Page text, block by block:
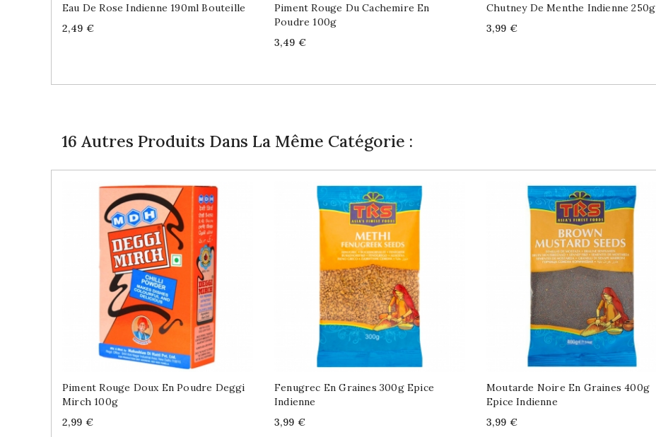
Eau De Rose Indienne 190ml Bouteille
Price
2,49 €
Piment Rouge Du Cachemire En
Poudre 100g
Price
3,49 €
Chutney De Menthe Indienne 250g
Price
3,99 €
16 Autres Produits Dans La Même Catégorie :
Piment Rouge Doux En Poudre Deggi
Mirch 100g
Price
2,99 €
Fenugrec En Graines 300g Epice
Indienne
Price
3,99 €
Moutarde Noire En Graines 400g
Epice Indienne
Price
3,99 €